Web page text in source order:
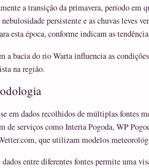
a transição da primavera, período em
persistente e as chuvas leves
esta época, conforme indicam as
a bacia do rio Warta influencia as
na região.
em dados recolhidos de múltiplas fontes
de serviços como Interia Pogoda, WP
que utilizam modelos
entre diferentes fontes permite uma